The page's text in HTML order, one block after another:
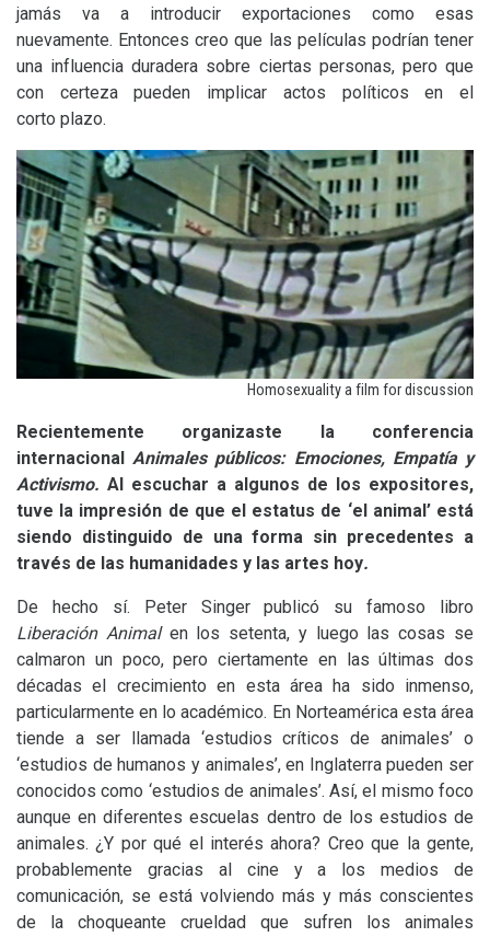
jamás va a introducir exportaciones como esas
nuevamente. Entonces creo que las películas podrían tener
una influencia duradera sobre ciertas personas, pero que
con certeza pueden implicar actos políticos en el
corto plazo.
Homosexuality a film for discussion
Recientemente organizaste la conferencia
internacional Animales públicos: Emociones, Empatía y
Activismo. Al escuchar a algunos de los expositores,
tuve la impresión de que el estatus de ‘el animal’ está
siendo distinguido de una forma sin precedentes a
través de las humanidades y las artes hoy.
De hecho sí. Peter Singer publicó su famoso libro
Liberación Animalen los setenta, y luego las cosas se
calmaron un poco, pero ciertamente en las últimas dos
décadas el crecimiento en esta área ha sido inmenso,
particularmente en lo académico. En Norteamérica esta área
tiende a ser llamada ‘estudios críticos de animales’ o
‘estudios de humanos y animales’, en Inglaterra pueden ser
conocidos como ‘estudios de animales’. Así, el mismo foco
aunque en diferentes escuelas dentro de los estudios de
animales. ¿Y por qué el interés ahora? Creo que la gente,
probablemente gracias al cine y a los medios de
comunicación, se está volviendo más y más conscientes
de la choqueante crueldad que sufren los animales